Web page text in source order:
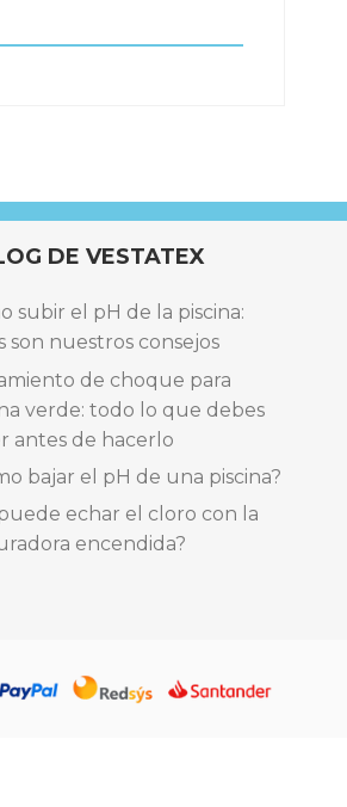
DE VESTATEX
subir el pH de la piscina:
son nuestros consejos
de choque para
verde: todo lo que debes
antes de hacerlo
bajar el pH de una piscina?
echar el cloro con la
encendida?